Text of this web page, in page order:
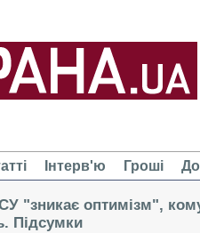
Інтерв'ю Гроші
"зникає оптимізм",
Підсумки